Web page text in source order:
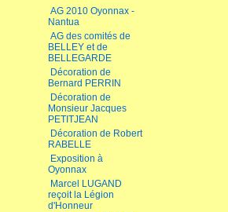
AG 2010 Oyonnax -
Nantua
AG des comités de
BELLEY et de
BELLEGARDE
Décoration de
Bernard PERRIN
Décoration de
Monsieur Jacques
PETITJEAN
Décoration de Robert
RABELLE
Exposition à
Oyonnax
Marcel LUGAND
reçoit la Légion
d'Honneur